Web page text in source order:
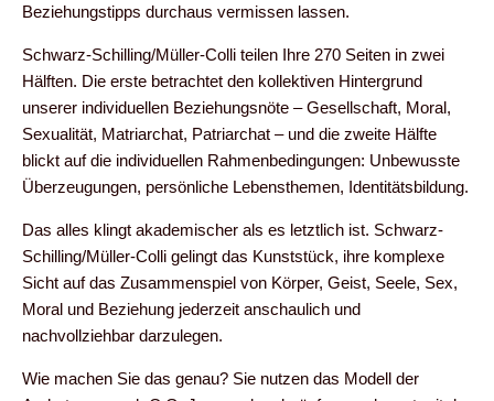
Beziehungstipps durchaus vermissen lassen.
Schwarz-Schilling/Müller-Colli teilen Ihre 270 Seiten in zwei
Hälften. Die erste betrachtet den kollektiven Hintergrund
unserer individuellen Beziehungsnöte – Gesellschaft, Moral,
Sexualität, Matriarchat, Patriarchat – und die zweite Hälfte
blickt auf die individuellen Rahmenbedingungen: Unbewusste
Überzeugungen, persönliche Lebensthemen, Identitätsbildung.
Das alles klingt akademischer als es letztlich ist. Schwarz-
Schilling/Müller-Colli gelingt das Kunststück, ihre komplexe
Sicht auf das Zusammenspiel von Körper, Geist, Seele, Sex,
Moral und Beziehung jederzeit anschaulich und
nachvollziehbar darzulegen.
Wie machen Sie das genau? Sie nutzen das Modell der